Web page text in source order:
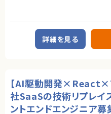
◎AIツールをフル活用した最先端の
◎インフラだけでなくアーキテクチ
◎モダン化プロジェクトのコアメン
◎プロダクト・CSチームと連携しな
・他チームとリスペクトを持って協調
・AI駆動開発のご経験をお持ちの方
契約形態
業務委託(準委任契約)
業務内容
HR系クラウドサービスを展開する企
■業務内容
・バックエンド（PHP/Laravel）のリ
・新旧APIの整理および段階的な移
詳細を見る
【AI駆動開発
社SaaSの技術リプレイ
ントエンドエンジニア募